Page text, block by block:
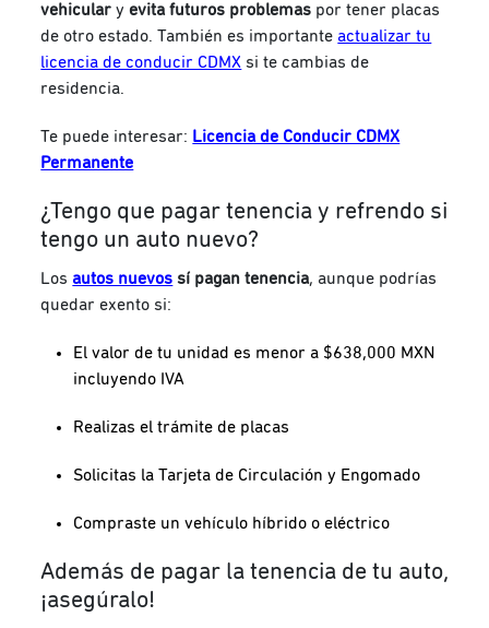
vehicular yevita futuros problemas por tener placas
de otro estado.También es importante actualizar tu
licencia de conducir CDMX si te cambias de
residencia.
Te puede interesar: Licencia de Conducir CDMX
Permanente
¿Tengo que pagar tenencia y refrendo si
tengo un auto nuevo?
Los autos nuevos sí pagan tenencia, aunque podrías
quedar exento si:
El valor de tu unidad es menor a $638,000 MXN
incluyendo IVA
Realizas el trámite de placas
Solicitas la Tarjeta de Circulación y Engomado
Compraste un vehículo híbrido o eléctrico
Además de pagar la tenencia de tu auto,
¡asegúralo!